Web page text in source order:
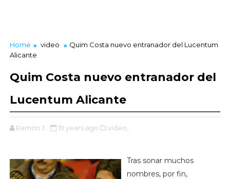
Home video
Quim Costa nuevo entranador del Lucentum
Alicante
Quim Costa nuevo entranador del
Lucentum Alicante
Ramón J. 19 years ago video,
Tras sonar muchos
nombres, por fin,